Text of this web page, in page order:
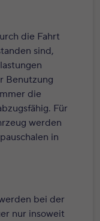
die Fahrt
sind,
Benutzung
die
Für
werden
in
bei der
nur insoweit